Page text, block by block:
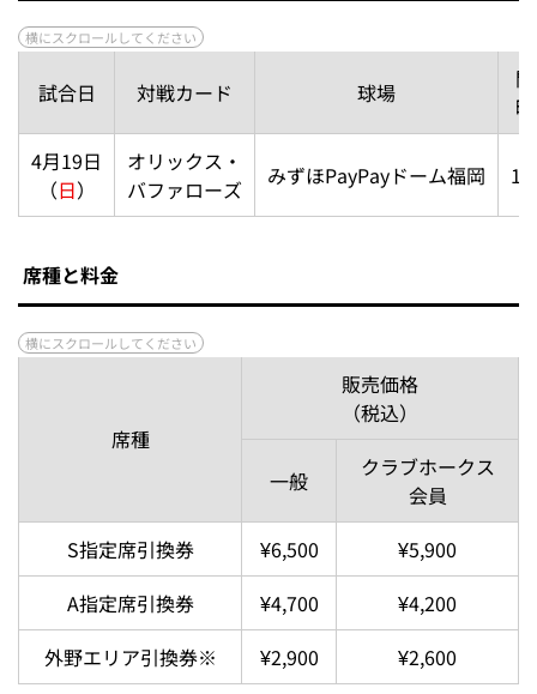
試合日 対戦カード 球場
4月19日
（日）
オリックス・
バファローズ
みずほPayPayドーム福岡
席種と料金
席種
販売価格
（税込）
一般
クラブホークス
会員
S指定席引換券
¥6,500
¥5,900
A指定席引換券
¥4,700
¥4,200
外野エリア引換券※
¥2,900 ¥2,600